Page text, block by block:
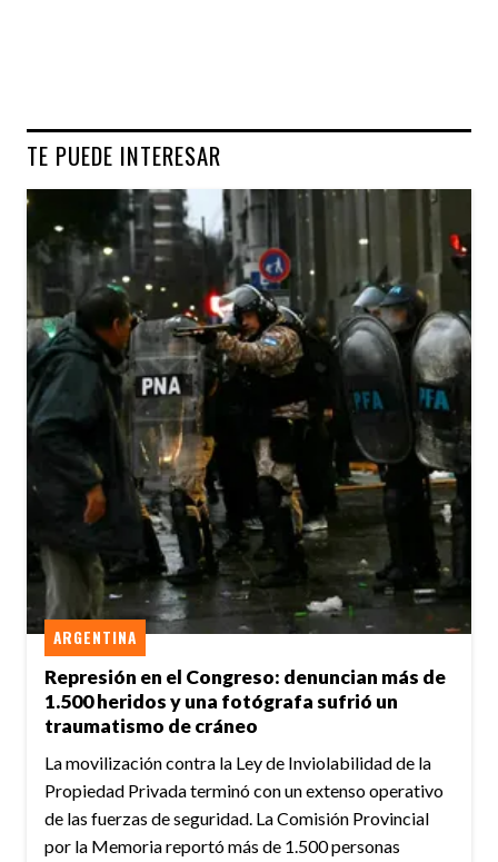
TE PUEDE INTERESAR
Represión en el Congreso: denuncian más de
1.500 heridos y una fotógrafa sufrió un
traumatismo de cráneo
ARGENTINA
La movilización contra la Ley de Inviolabilidad de la
Propiedad Privada terminó con un extenso operativo
de las fuerzas de seguridad. La Comisión Provincial
por la Memoria reportó más de 1.500 personas